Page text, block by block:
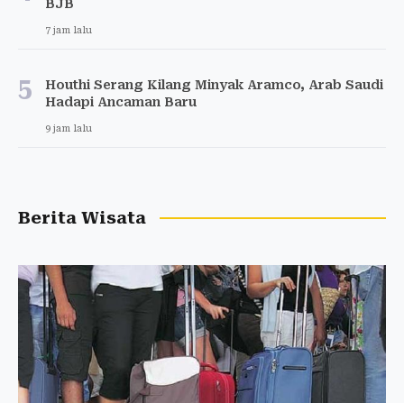
BJB
7 jam lalu
5
Houthi Serang Kilang Minyak Aramco, Arab Saudi
Hadapi Ancaman Baru
9 jam lalu
Berita Wisata